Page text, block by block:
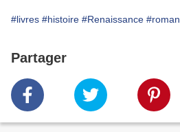
#livres #histoire #Renaissance #roman
Partager